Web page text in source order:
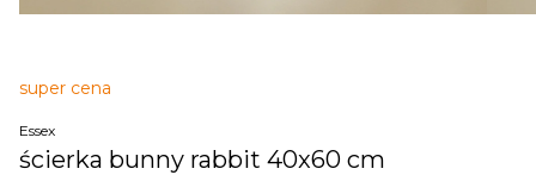
super cena
Essex
ścierka bunny rabbit 40x60 cm